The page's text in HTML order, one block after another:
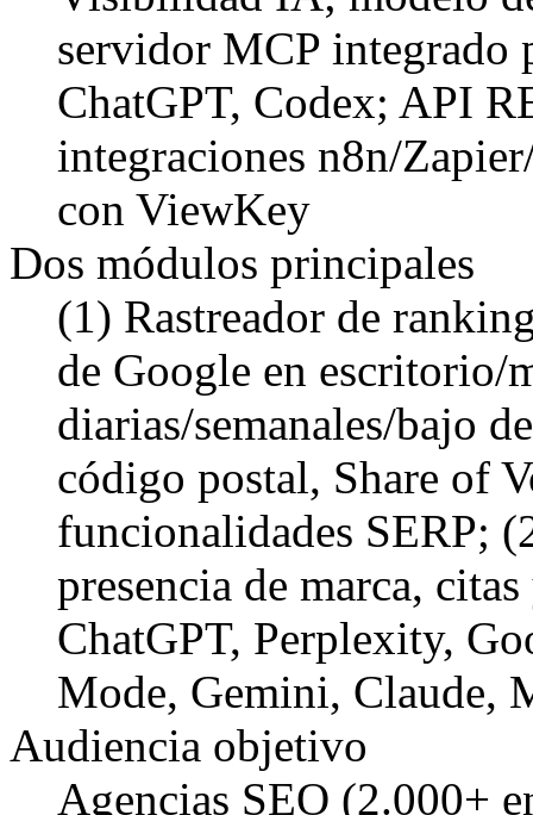
servidor MCP integrado
ChatGPT, Codex; API
integraciones n8n/
con ViewKey
Dos módulos principales
(1) Rastreador de
de Google en escritorio/
diarias/semanales/bajo
código postal, Share of
funcionalidades SERP;
presencia de marca,
ChatGPT, Perplexity,
Mode, Gemini, Claude,
Audiencia objetivo
Agencias SEO (2.000+